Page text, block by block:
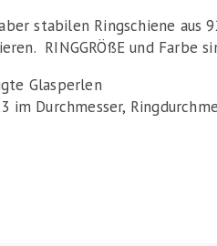
stabilen Ringschiene aus
RINGGRÖßE und Farbe
Glasperlen
Durchmesser,